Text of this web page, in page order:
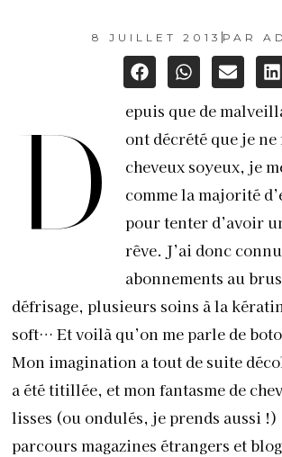
8 JUILLET 2013 PAR
D
epuis que de
ont décrété que je ne
cheveux soyeux, je
comme la majorité
pour tenter d’avoir
rêve. J’ai donc
abonnements au
défrisage, plusieurs soins à la
soft… Et voilà qu’on me parle de
Mon imagination a tout de suite
a été titillée, et mon fantasme de
lisses (ou ondulés, je prends aussi !)
parcours magazines étrangers et